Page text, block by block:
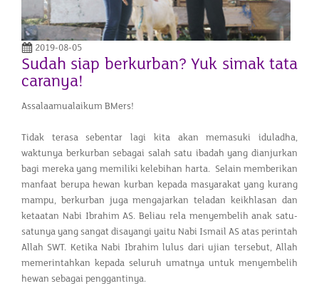
2019-08-05
Sudah siap berkurban? Yuk simak tata
caranya!
Assalaamualaikum BMers!
Tidak terasa sebentar lagi kita akan memasuki iduladha,
waktunya berkurban sebagai salah satu ibadah yang dianjurkan
bagi mereka yang memiliki kelebihan harta. Selain memberikan
manfaat berupa hewan kurban kepada masyarakat yang kurang
mampu, berkurban juga mengajarkan teladan keikhlasan dan
ketaatan Nabi Ibrahim AS. Beliau rela menyembelih anak satu-
satunya yang sangat disayangi yaitu Nabi Ismail AS atas perintah
Allah SWT. Ketika Nabi Ibrahim lulus dari ujian tersebut, Allah
memerintahkan kepada seluruh umatnya untuk menyembelih
hewan sebagai penggantinya.